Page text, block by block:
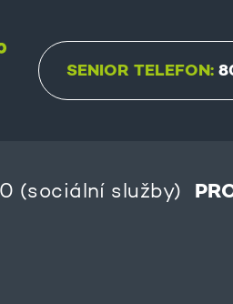
SENIOR TELEFON:
(sociální služby)